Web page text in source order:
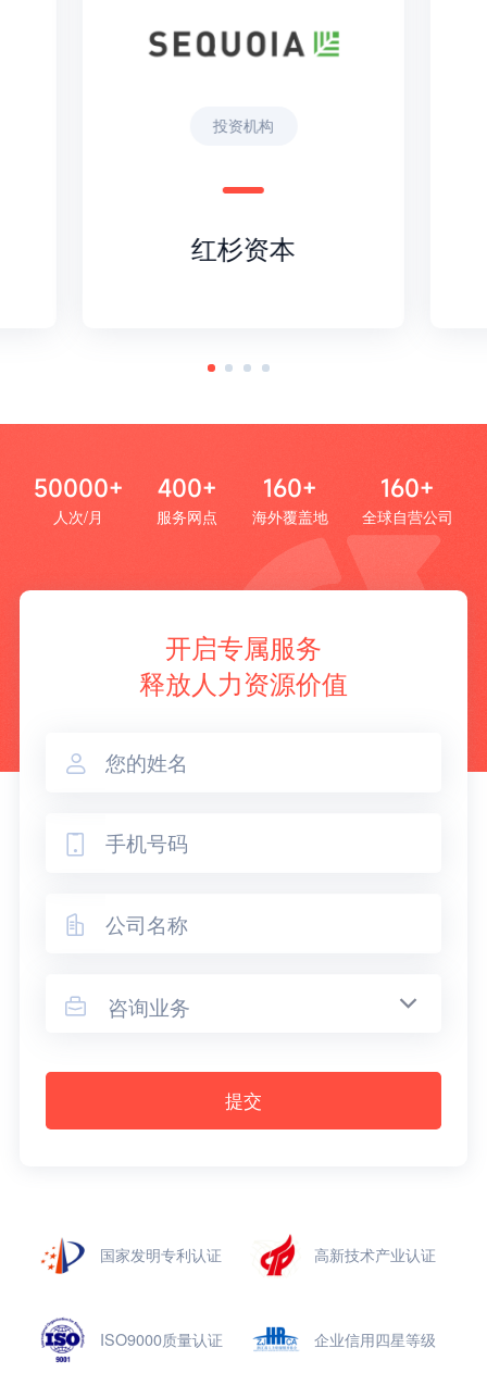
投资机构
红杉资本
50000+
人次/月
400+
服务网点
160+
海外覆盖地
160+
全球自营公司
开启专属服务
释放人力资源价值



 咨询业务
提交
国家发明专利认证 高新技术产业认证
ISO9000质量认证 企业信用四星等级